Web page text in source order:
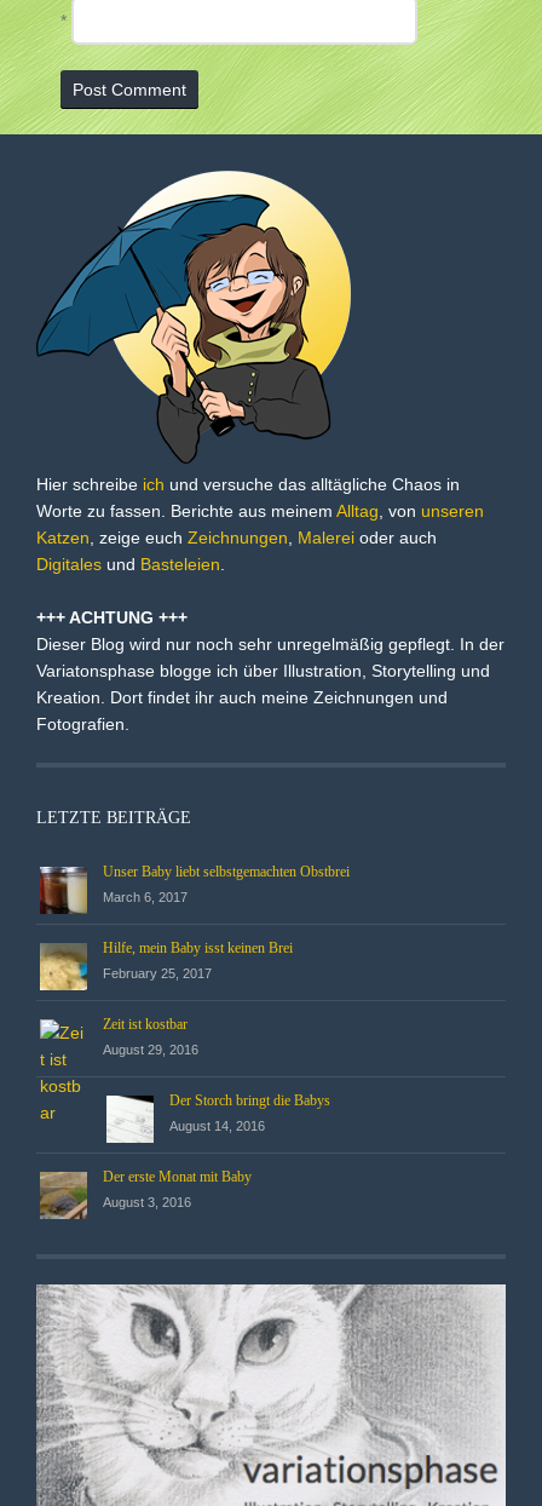
*
Hier schreibe ich und versuche das alltägliche Chaos in
Worte zu fassen. Berichte aus meinem Alltag , von unseren
Katzen , zeige euch Zeichnungen Malerei oder auch
Digitales und Basteleien
+++ ACHTUNG +++
Dieser Blog wird nur noch sehr unregelmäßig gepflegt. In der
Variatonsphase blogge ich über Illustration, Storytelling und
Kreation. Dort findet ihr auch meine Zeichnungen und
Fotografien.
LETZTE BEITRÄGE
Unser Baby liebt selbstgemachten Obstbrei
March 6, 2017
Hilfe, mein Baby isst keinen Brei
February 25, 2017
Zeit ist kostbar
August 29, 2016
Der Storch bringt die Babys
August 14, 2016
Der erste Monat mit Baby
August 3, 2016